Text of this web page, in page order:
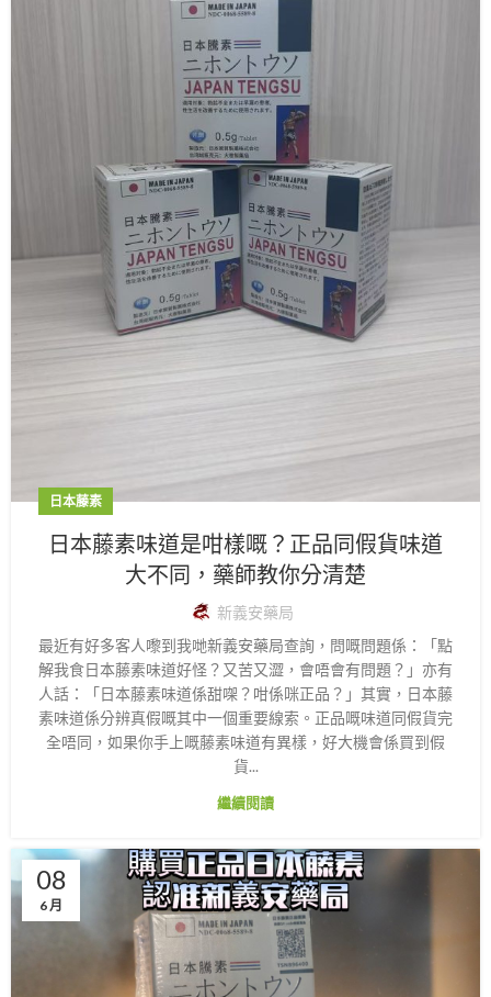
日本藤素
日本藤素味道是咁樣嘅？正品同假貨味道
大不同，藥師教你分清楚
新義安藥局
最近有好多客人嚟到我哋新義安藥局查詢，問嘅問題係：「點
解我食日本藤素味道好怪？又苦又澀，會唔會有問題？」亦有
人話：「日本藤素味道係甜㗎？咁係咪正品？」其實，日本藤
素味道係分辨真假嘅其中一個重要線索。正品嘅味道同假貨完
全唔同，如果你手上嘅藤素味道有異樣，好大機會係買到假
貨...
繼續閱讀
08
6 月